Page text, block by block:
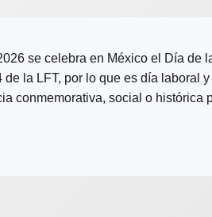
se celebra en México el Día de
la LFT, por lo que es día laboral
conmemorativa, social o histórica